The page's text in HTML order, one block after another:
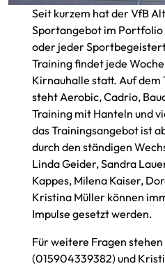
Seit kurzem hat der VfB
Sportangebot im Portfolio
oder jeder
Training findet jede
Kirnauhalle statt. Auf
steht Aerobic, Cadrio,
Training mit Hanteln und
das Trainingsangebot ist
durch den ständigen
Linda Geider, Sandra
Kappes, Milena Kaiser,
Kristina Müller können
Impulse gesetzt werden.
Für weitere Fragen
(015904339382) und